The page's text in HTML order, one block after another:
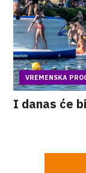
VREMENSKA
I danas će